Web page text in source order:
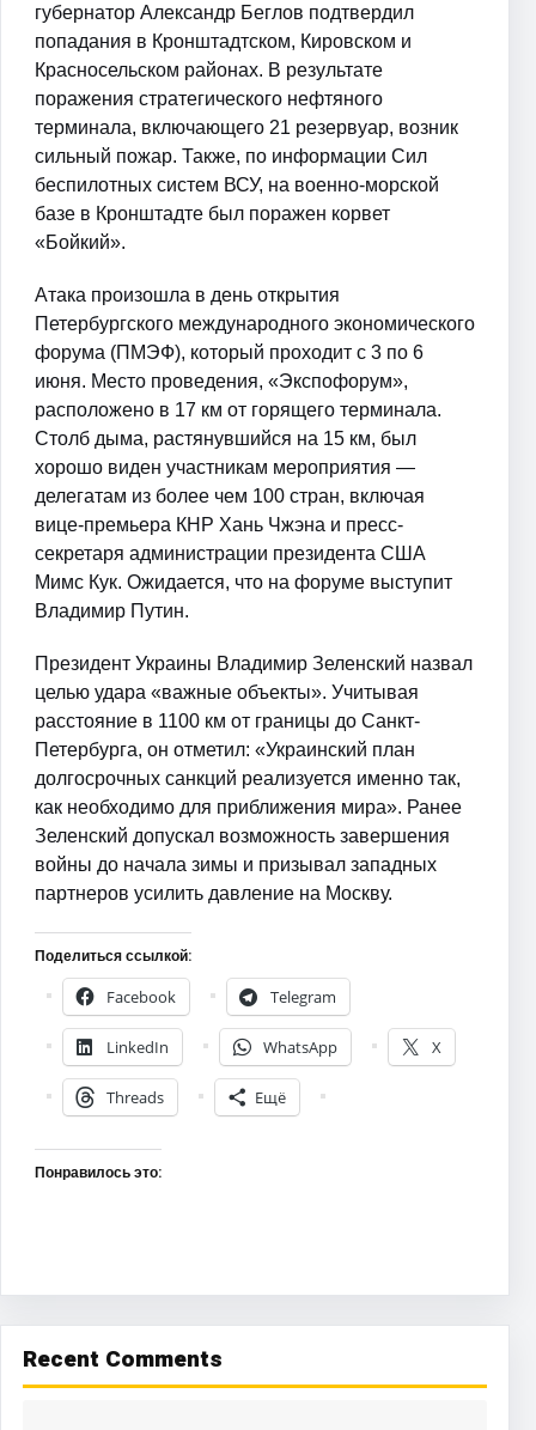
губернатор Александр Беглов подтвердил
попадания в Кронштадтском, Кировском и
Красносельском районах. В результате
поражения стратегического нефтяного
терминала, включающего 21 резервуар, возник
сильный пожар. Также, по информации Сил
беспилотных систем ВСУ, на военно-морской
базе в Кронштадте был поражен корвет
«Бойкий».
Атака произошла в день открытия
Петербургского международного экономического
форума (ПМЭФ), который проходит с 3 по 6
июня. Место проведения, «Экспофорум»,
расположено в 17 км от горящего терминала.
Столб дыма, растянувшийся на 15 км, был
хорошо виден участникам мероприятия —
делегатам из более чем 100 стран, включая
вице-премьера КНР Хань Чжэна и пресс-
секретаря администрации президента США
Мимс Кук. Ожидается, что на форуме выступит
Владимир Путин.
Президент Украины Владимир Зеленский назвал
целью удара «важные объекты». Учитывая
расстояние в 1100 км от границы до Санкт-
Петербурга, он отметил: «Украинский план
долгосрочных санкций реализуется именно так,
как необходимо для приближения мира». Ранее
Зеленский допускал возможность завершения
войны до начала зимы и призывал западных
партнеров усилить давление на Москву.
Поделиться ссылкой:
Facebook
Telegram
LinkedIn WhatsApp X
Threads Ещё
Понравилось это:
Recent Comments